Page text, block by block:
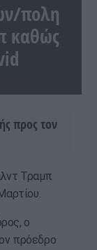
πολη
καθώς
προς τον
Τραμπ
ο
πρόεδρο